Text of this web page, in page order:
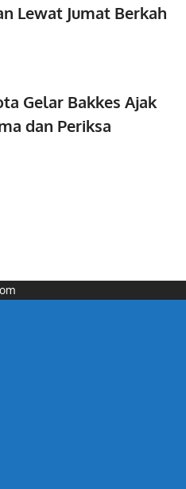
Lewat Jumat Berkah
Gelar Bakkes Ajak
dan Periksa